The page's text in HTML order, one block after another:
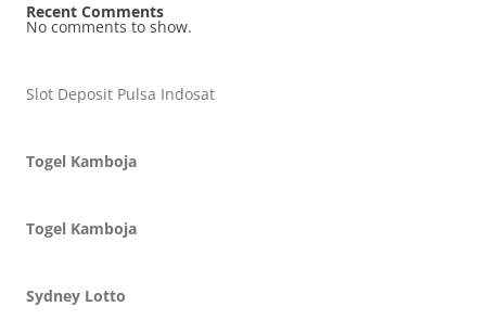
Recent Comments
No comments to show.
Slot Deposit Pulsa Indosat
Togel Kamboja
Togel Kamboja
Sydney Lotto